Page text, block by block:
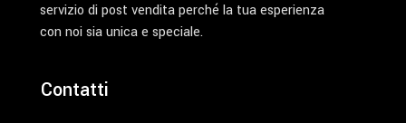
servizio di post vendita perché la tua esperienza
con noi sia unica e speciale.
Contatti